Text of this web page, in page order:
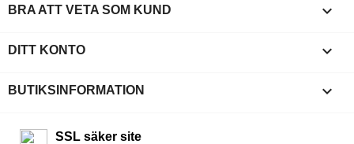
BRA ATT VETA SOM KUND 
DITT KONTO 
BUTIKSINFORMATION keyboard_arrow_down
SSL säker site